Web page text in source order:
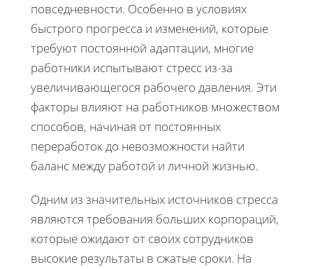
повседневности. Особенно в условиях
быстрого прогресса и изменений, которые
требуют постоянной адаптации, многие
работники испытывают стресс из-за
увеличивающегося рабочего давления. Эти
факторы влияют на работников множеством
способов, начиная от постоянных
переработок до невозможности найти
баланс между работой и личной жизнью.
Одним из значительных источников стресса
являются требования больших корпораций,
которые ожидают от своих сотрудников
высокие результаты в сжатые сроки. На